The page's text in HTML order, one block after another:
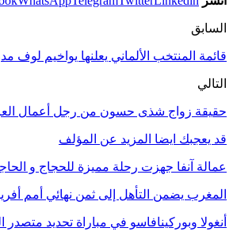
السابق
قائمة المنتخب الألماني يعلنها يواخيم لوف
التالي
حقيقة زواج شذى حسون من رجل أعمال
قد يعجبك ايضا المزيد عن المؤلف
عمالة آنفا جهزت رحلة مميزة للحجاج و
المغرب يضمن التأهل إلى ثمن نهائي أمم أفريقيا
أنغولا وبوركينافاسو في مباراة تحديد متصدر